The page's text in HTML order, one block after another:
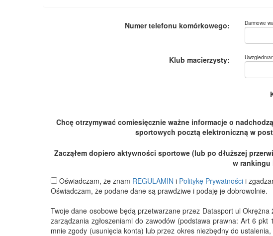
Numer telefonu komórkowego: Darmowe
Klub macierzysty:
Chcę otrzymywać comiesięcznie ważne informacje o
sportowych pocztą elektroniczną w
Zacząłem dopiero aktywności sportowe (lub po dłuższej
w rankingu
Oświadczam, że znam REGULAMIN i Politykę Prywatności i
Oświadczam, że podane dane są prawdziwe i podaję je dobrowolnie.
Twoje dane osobowe będą przetwarzane przez Datasport ul
zarządzania zgłoszeniami do zawodów (podstawa prawna: Art 6
mnie zgody (usunięcia konta) lub przez okres niezbędny do